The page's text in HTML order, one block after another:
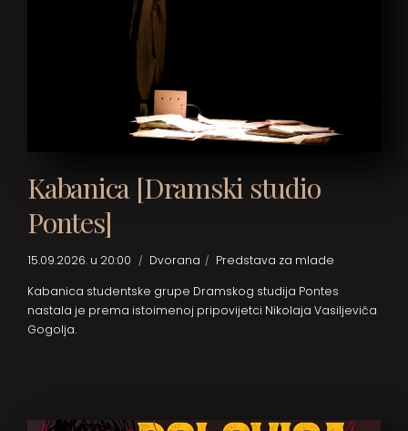
Kabanica [Dramski studio
Pontes]
15.09.2026. u 20:00 Dvorana
Predstava za mlade
Kabanica studentske grupe Dramskog studija Pontes
nastala je prema istoimenoj pripovijetci Nikolaja Vasiljeviča
Gogolja.